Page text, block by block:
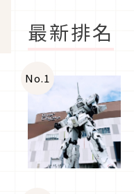
最新排名
No.1